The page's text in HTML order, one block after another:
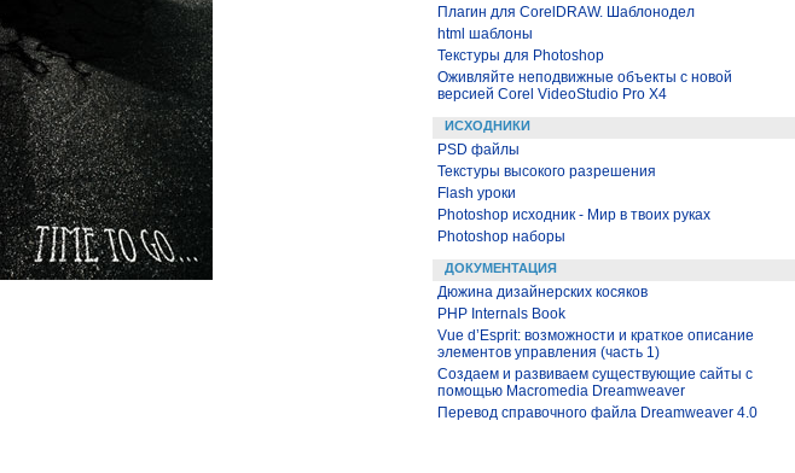
Плагин для CorelDRAW. Шаблонодел
html шаблоны
Текстуры для Photoshop
Оживляйте неподвижные объекты с новой
версией Corel VideoStudio Pro X4
ИСХОДНИКИ
PSD файлы
Текстуры высокого разрешения
Flash уроки
Photoshop исходник - Мир в твоих руках
Photoshop наборы
ДОКУМЕНТАЦИЯ
Дюжина дизайнерских косяков
PHP Internals Book
Vue d’Esprit: возможности и краткое описание
элементов управления (часть 1)
Создаем и развиваем существующие сайты с
помощью Macromedia Dreamweaver
Перевод справочного файла Dreamweaver 4.0